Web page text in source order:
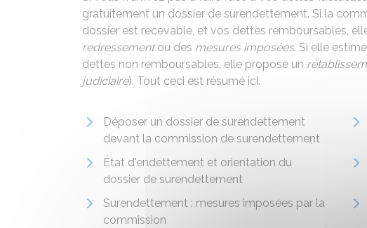
gratuitement un dossier de surendettement. Si la
dossier est recevable, et vos dettes remboursables,
redressementou des mesures imposées. Si elle
dettes non remboursables, elle propose un
judiciaire). Tout ceci est résumé ici.
Déposer un dossier de surendettement
devant la commission de surendettement
État d'endettement et orientation du
dossier de surendettement
Surendettement : mesures imposées par la
commission